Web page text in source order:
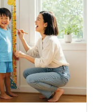
องใจคุณแม่ไทยมาอย่าง
รอาหารจากธรรมชาติ” ที่
ละแบรนด์ต่างก็มี
างกันไป เพื่อช่วยให้คุณ
องการของลูกรักได้
วลาทอง” ของความสูงที่
ส่วนสูง” ของลูกรักไม่ได้
แม่สายเป๊ะ เราเรียกช่วง
Period” หรือช่วง